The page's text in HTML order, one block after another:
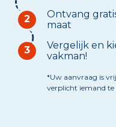
2
Ontvang
maat
3
Vergelijk en
vakman!
*Uw aanvraag is
verplicht iemand te